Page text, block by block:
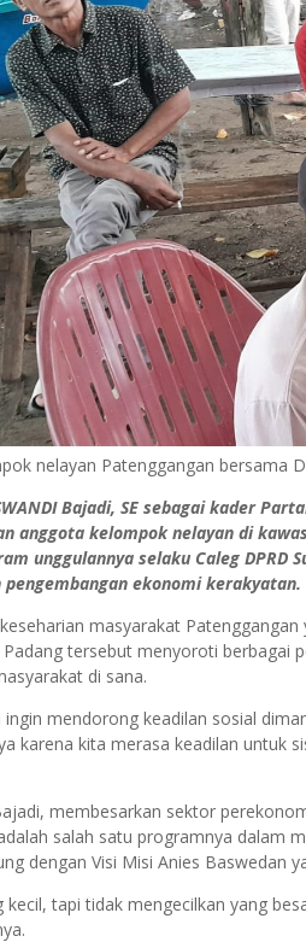
nelayan Patenggangan bersama
Bajadi, SE sebagai kader
anggota kelompok nelayan di
unggulannya selaku Caleg DPRD
ekonomi kerakyatan.
masyarakat
tersebut menyoroti berbagai
di sana.
mendorong keadilan sosial
karena kita merasa keadilan untuk
membesarkan sektor
salah satu programnya dalam
dengan Visi Misi Anies Baswedan
tapi tidak mengecilkan yang